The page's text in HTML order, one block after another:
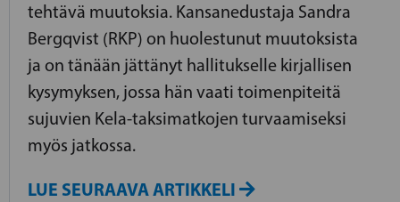
tehtävä muutoksia. Kansanedustaja Sandra
Bergqvist (RKP) on huolestunut muutoksista
ja on tänään jättänyt hallitukselle kirjallisen
kysymyksen, jossa hän vaati toimenpiteitä
sujuvien Kela-taksimatkojen turvaamiseksi
myös jatkossa.
LUE SEURAAVA ARTIKKELI